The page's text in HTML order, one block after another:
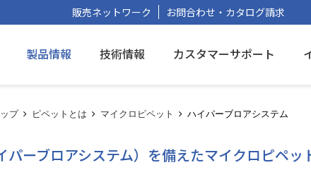
販売ネットワーク お問合わせ・カタログ請求
製品情報 技術情報 カスタマーサポート
プ ピペットとは マイクロピペット ハイパーブロアシステム
パーブロアシステム）を備えたマイクロピペッ